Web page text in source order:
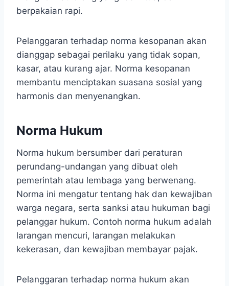
berpakaian rapi.
Pelanggaran terhadap norma kesopanan akan
dianggap sebagai perilaku yang tidak sopan,
kasar, atau kurang ajar. Norma kesopanan
membantu menciptakan suasana sosial yang
harmonis dan menyenangkan.
Norma Hukum
Norma hukum bersumber dari peraturan
perundang-undangan yang dibuat oleh
pemerintah atau lembaga yang berwenang.
Norma ini mengatur tentang hak dan kewajiban
warga negara, serta sanksi atau hukuman bagi
pelanggar hukum. Contoh norma hukum adalah
larangan mencuri, larangan melakukan
kekerasan, dan kewajiban membayar pajak.
Pelanggaran terhadap norma hukum akan